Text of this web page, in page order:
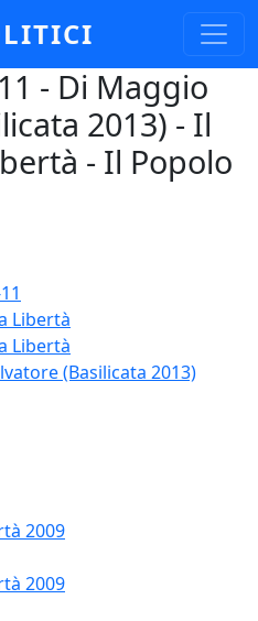
- Di Maggio
2013) - Il
- Il Popolo
Libertà
Libertà
(Basilicata 2013)
2009
2009